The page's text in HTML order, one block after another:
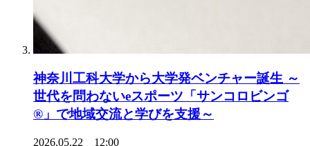
神奈川工科大学から大学発ベンチャー誕生 ～
世代を問わないeスポーツ「サンコロビンゴ
®」で地域交流と学びを支援～
2026.05.22 12:00